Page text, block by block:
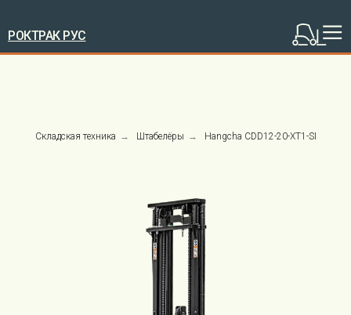
РОКТРАК РУС
Складская техника → Штабелёры → Hangcha CDD12-20-XT1-SI